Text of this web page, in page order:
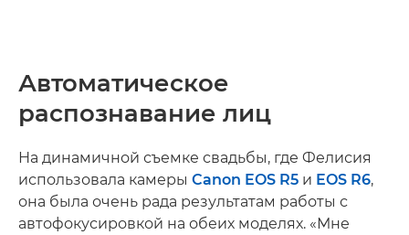
Автоматическое
распознавание лиц
На динамичной съемке свадьбы, где Фелисия
использовала камеры Canon EOS R5 и EOS R6,
она была очень рада результатам работы с
автофокусировкой на обеих моделях. «Мне